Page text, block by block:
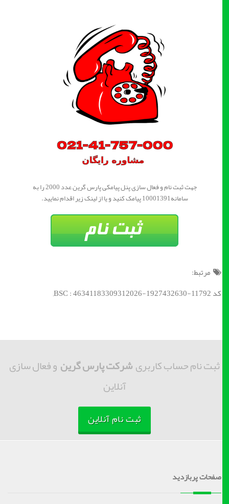
جهت ثبت نام و فعال سازی پنل پیامکی پارس گرین عدد 2000 را به
سامانه10001391 پیامک کنید و یا از لینک زیر اقدام نمایید.
مرتبط:
کد BSC : 46341183309312026-1927432630-11792;
ثبت نام حساب کاربریشرکت پارس گرینو فعال سازی
آنلاین
ثبت نام آنلاین
صفحات پربازدید